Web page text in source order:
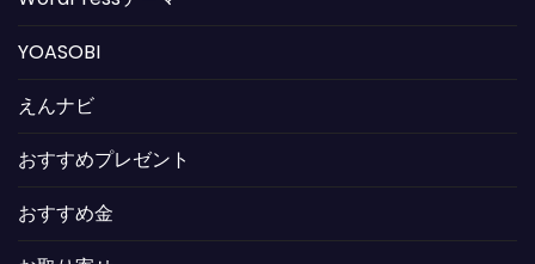
YOASOBI
えんナビ
おすすめプレゼント
おすすめ金